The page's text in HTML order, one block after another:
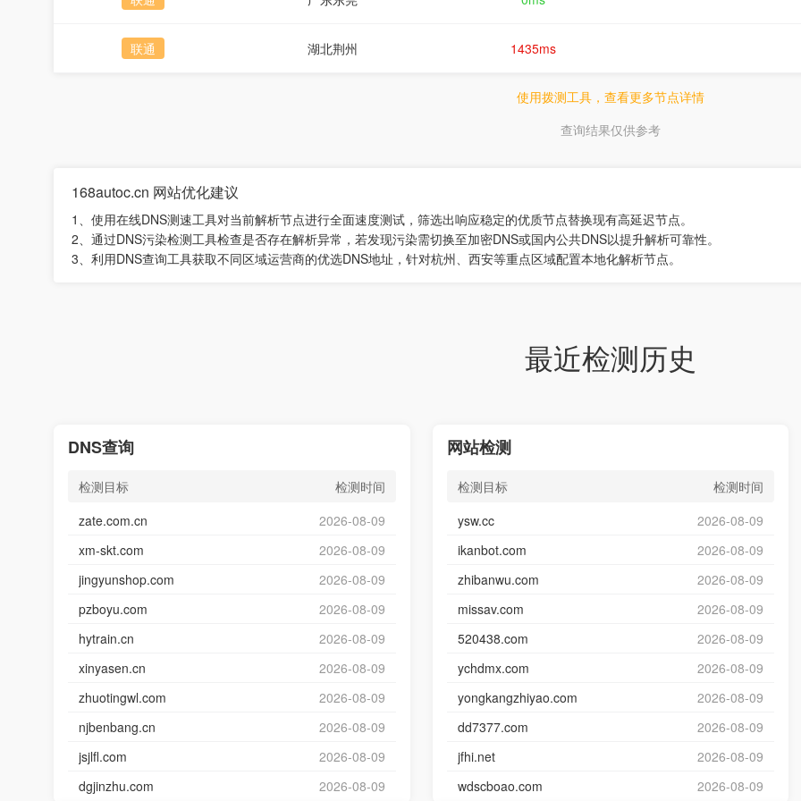
联通 湖北荆州 1435ms
使用拨测工具，查看更多节点详情
查询结果仅供参考
168autoc.cn 网站优化建议
1、使用在线DNS测速工具对当前解析节点进行全面速度测试，筛选出响应稳定的优质节点替换现有高延迟节点。
2、通过DNS污染检测工具检查是否存在解析异常，若发现污染需切换至加密DNS或国内公共DNS以提升解析可靠性。
3、利用DNS查询工具获取不同区域运营商的优选DNS地址，针对杭州、西安等重点区域配置本地化解析节点。
最近检测历史
DNS查询
检测目标
检测时间
zate.com.cn
2026-08-09
xm-skt.com
2026-08-09
jingyunshop.com
2026-08-09
pzboyu.com
2026-08-09
hytrain.cn
2026-08-09
xinyasen.cn
2026-08-09
zhuotingwl.com
2026-08-09
njbenbang.cn
2026-08-09
jsjlfl.com
2026-08-09
dgjinzhu.com
2026-08-09
网站检测
检测目标
检测时间
ysw.cc
2026-08-09
ikanbot.com
2026-08-09
zhibanwu.com
2026-08-09
missav.com
2026-08-09
520438.com
2026-08-09
ychdmx.com
2026-08-09
yongkangzhiyao.com
2026-08-09
dd7377.com
2026-08-09
jfhi.net
2026-08-09
wdscboao.com
2026-08-09